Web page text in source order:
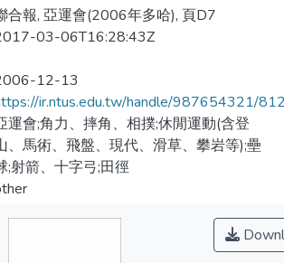
合報, 亞運會(2006年多哈), 頁D7
03-06T16:28:43Z
12-13
ir.ntus.edu.tw/handle/987654321/
運會;角力、摔角、相撲;休閒運動(含登
、馬術、飛盤、現代、滑草、攀岩等);壘
;射箭、十字弓;田徑